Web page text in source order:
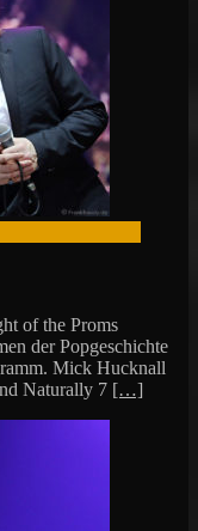
of the Proms
der Popgeschichte
Mick Hucknall
Naturally 7 […]